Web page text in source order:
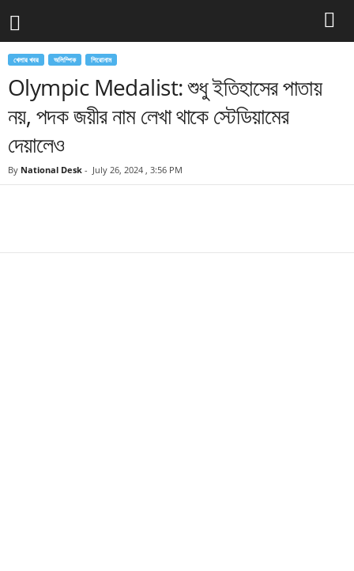
খেলার খবর অলিম্পিক শিরোনাম
Olympic Medalist: শুধু ইতিহাসের পাতায়
নয়, পদক জয়ীর নাম লেখা থাকে স্টেডিয়ামের
দেয়ালেও
By National Desk - July 26, 2024 , 3:56 PM